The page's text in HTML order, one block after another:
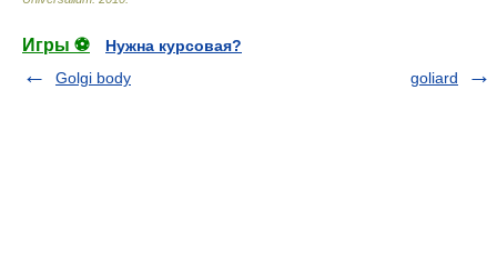
Игры ⚽
Нужна курсовая?
Golgi body
goliard